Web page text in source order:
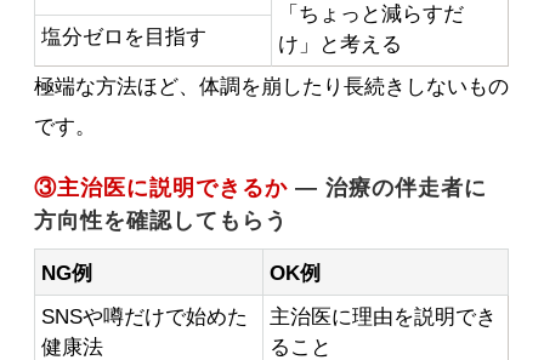
「ちょっと減らすだ
け」と考える
塩分ゼロを目指す
極端な方法ほど、体調を崩したり長続きしないもの
です。
③主治医に説明できるか — 治療の伴走者に
方向性を確認してもらう
NG例
OK例
SNSや噂だけで始めた
健康法
主治医に理由を説明でき
ること